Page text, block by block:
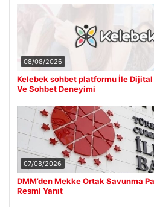
08/08/2026
Kelebek sohbet platformu İle
Ve Sohbet Deneyimi
07/08/2026
DMM’den Mekke Ortak Savunma
Resmi Yanıt